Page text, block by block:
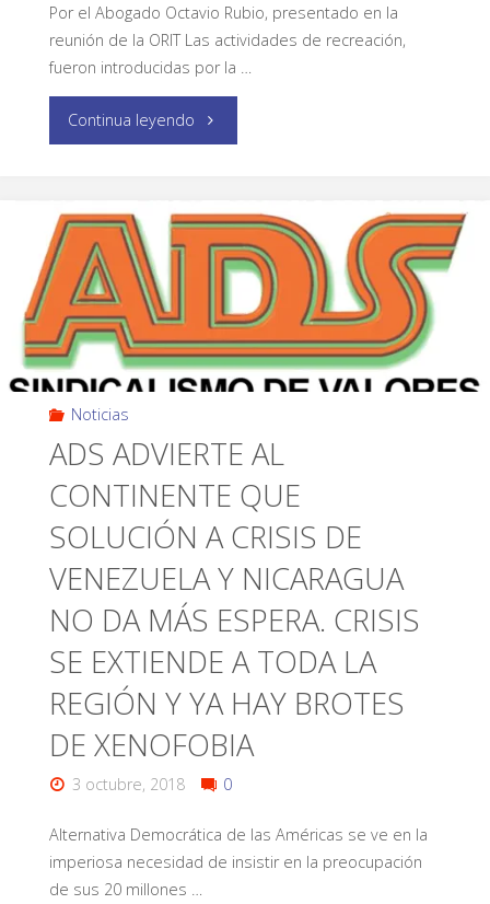
Por el Abogado Octavio Rubio, presentado en la
reunión de la ORIT Las actividades de recreación,
fueron introducidas por la …
Continua leyendo
Noticias
ADS ADVIERTE AL
CONTINENTE QUE
SOLUCIÓN A CRISIS DE
VENEZUELA Y NICARAGUA
NO DA MÁS ESPERA. CRISIS
SE EXTIENDE A TODA LA
REGIÓN Y YA HAY BROTES
DE XENOFOBIA
3 octubre, 2018 0
Alternativa Democrática de las Américas se ve en la
imperiosa necesidad de insistir en la preocupación
de sus 20 millones …